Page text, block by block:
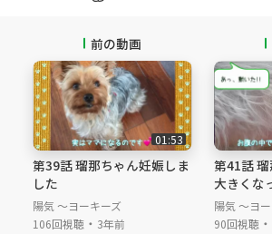
＃犬妊娠 ＃犬自宅で出産 ＃妊娠
前の動画
01:53
第39話 瑠那ちゃん妊娠しま
した
陽気 ～ヨーキーズ
106回視聴・ 3年前
第41話 瑠那どんどんお腹が
大きくな
陽気 ～ヨ
90回視聴・